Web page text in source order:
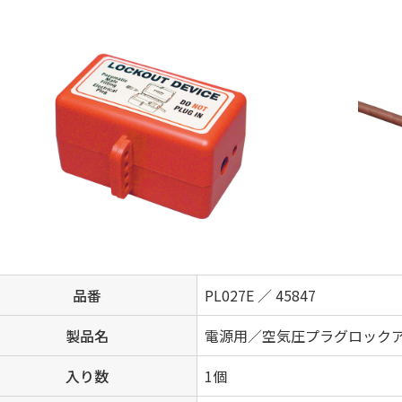
品番
PL027E ／ 45847
製品名
電源用／空気圧プラグロック
入り数
1個